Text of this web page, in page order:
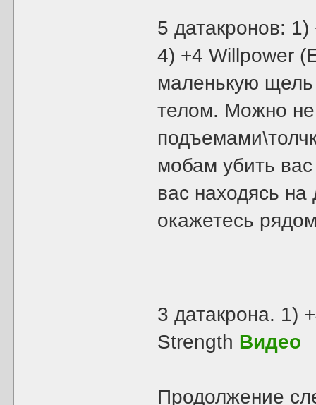
5 датакронов:
4) +4 Willpower
маленькую щель
телом. Можно не
мобам убить
вас находясь
окажетесь
3 датакрона. 1)
Strength Видео
Продолжение